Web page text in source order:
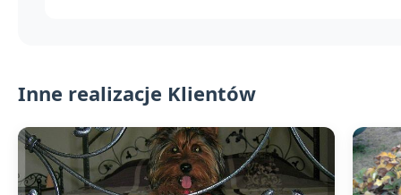
Inne realizacje Klientów